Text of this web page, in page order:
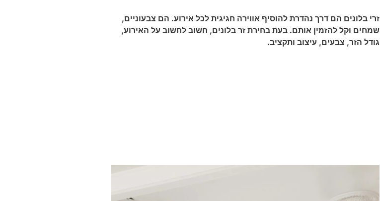
זרי בלונים הם דרך נהדרת להוסיף אווירה חגיגית לכל אירוע. הם צבעוניים,
שמחים וקל להזמין אותם. בעת בחירת זר בלונים, חשוב לחשוב על האירוע,
גודל הזר, צבעים, עיצוב ותקציב.